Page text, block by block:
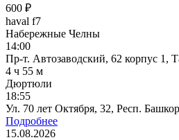
600 ₽
haval f7
Набережные Челны
14:00
Пр-т. Автозаводский, 62 корпус 1,
4 ч 55 м
Дюртюли
18:55
Ул. 70 лет Октября, 32, Респ.
Подробнее
15.08.2026